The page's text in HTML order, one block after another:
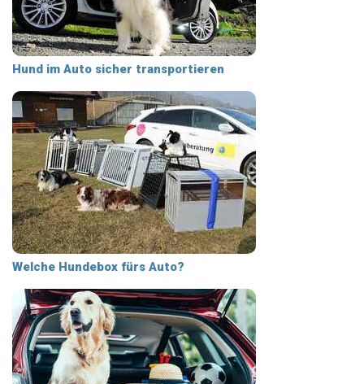
Hund im Auto sicher transportieren
Welche Hundebox fürs Auto?